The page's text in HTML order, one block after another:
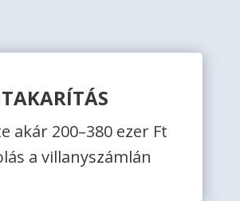
akár 200–380 ezer Ft
a villanyszámlán